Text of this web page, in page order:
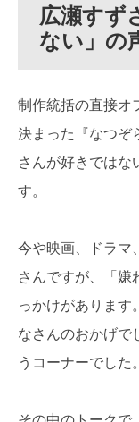
広瀬すず
ない」の
制作統括の直接オ
決まった『なつぞ
さんが好きではな
す。
今や映画、ドラマ
さんですが、「嫌
っかけがあります
なさんのおかげで
うコーナーでした。